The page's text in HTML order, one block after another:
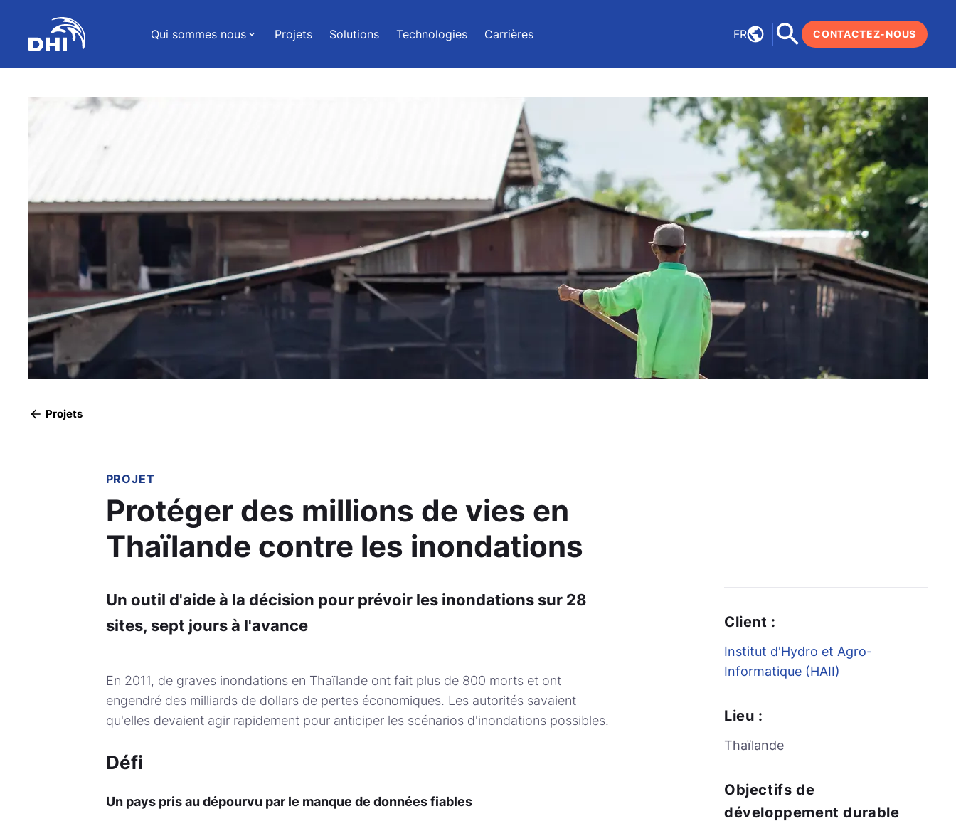
Qui sommes nous Projets Solutions Technologies Carrières FR CONTACTEZ-NOUS
Projets
PROJET
Protéger des millions de vies en
Thaïlande contre les inondations
Un outil d'aide à la décision pour prévoir les inondations sur 28
sites, sept jours à l'avance
En 2011, de graves inondations en Thaïlande ont fait plus de 800 morts et ont
engendré des milliards de dollars de pertes économiques. Les autorités savaient
qu'elles devaient agir rapidement pour anticiper les scénarios d'inondations possibles.
Défi
Un pays pris au dépourvu par le manque de données fiables
Client :
Institut d'Hydro et Agro-
Informatique (HAII)
Lieu :
Thaïlande
Objectifs de
développement durable